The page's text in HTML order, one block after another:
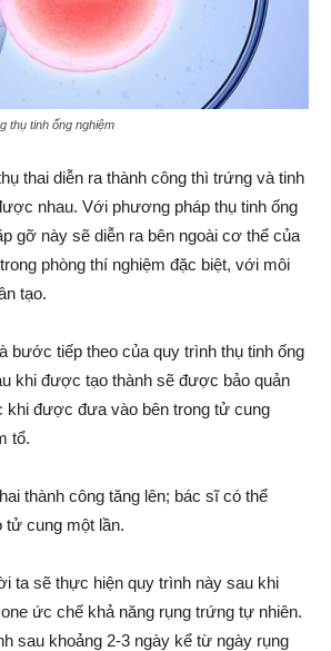
thụ tinh ống nghiệm
thai diễn ra thành công thì trứng và tinh
nhau. Với phương pháp thụ tinh ống
gỡ này sẽ diễn ra bên ngoài cơ thể của
phòng thí nghiệm đặc biệt, với môi
tạo.
bước tiếp theo của quy trình thụ tinh ống
khi được tạo thành sẽ được bảo quản
khi được đưa vào bên trong tử cung
tổ.
thành công tăng lên; bác sĩ có thể
tử cung một lần.
ta sẽ thực hiện quy trình này sau khi
ức chế khả năng rụng trứng tự nhiên.
sau khoảng 2-3 ngày kể từ ngày rụng